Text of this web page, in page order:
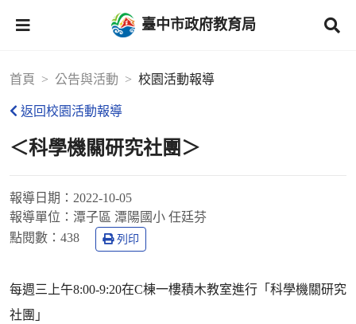
臺中市政府教育局
首頁 公告與活動 校園活動報導
返回校園活動報導
＜科學機關研究社團＞
報導日期： 2022-10-05
報導單位： 潭子區 潭陽國小 任廷芬
點閱數： 438 列印
每週三上午8:00-9:20在C棟一樓積木教室進行「科學機關研究
社團」